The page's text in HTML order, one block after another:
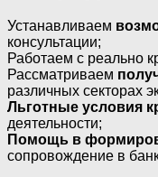
Устанавливаем
консультации;
Работаем с реально
Рассматриваем
различных секторах
Льготные условия
деятельности;
Помощь в
сопровождение в